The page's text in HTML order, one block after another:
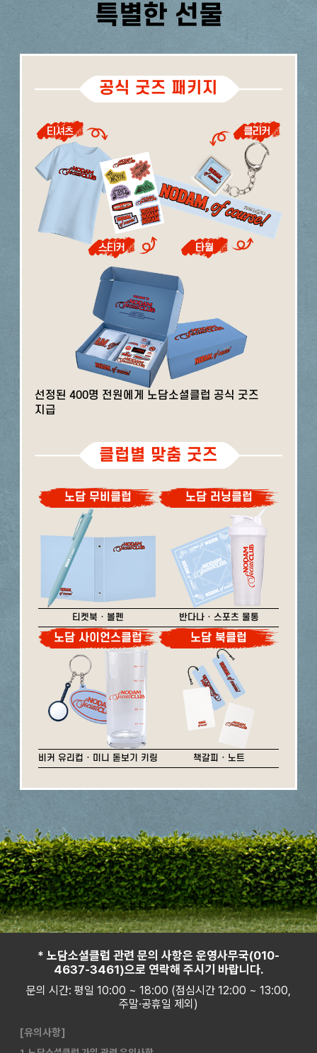
특별한 선물
공식 굿즈 패키지
선정된 400명 전원에게 노담소셜클럽 공식 굿즈
지급
클럽별 맞춤 굿즈
노담 무비클럽
티켓북 · 볼펜
노담 러닝클럽
반다나 · 스포츠 물통
노담 사이언스클럽
비커 유리컵 · 미니 돋보기 키링
노담 북클럽
책갈피 · 노트
* 노담소셜클럽 관련 문의 사항은 운영사무국(010-
4637-3461)으로 연락해 주시기 바랍니다.
문의 시간: 평일 10:00 ~ 18:00 (점심시간 12:00 ~ 13:00,
주말·공휴일 제외)
[유의사항]